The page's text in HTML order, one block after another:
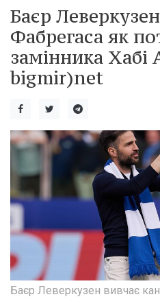
Баєр
Фабрегаса як
замінника
bigmir)net
Баєр Леверкузен вивчає